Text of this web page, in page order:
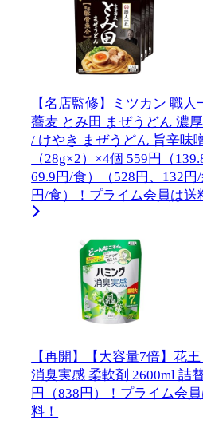
【名店監修】ミツカン 職人
蕎麦 とみ田 まぜうどん 濃
/ けやき まぜうどん 旨辛味
（28g×2）×4個 559円（
69.9円/食）（528円、132円
円/食）！プライム会員は送
【再開】【大容量7倍】花
消臭実感 柔軟剤 2600ml 詰
円（838円）！プライム会
料！